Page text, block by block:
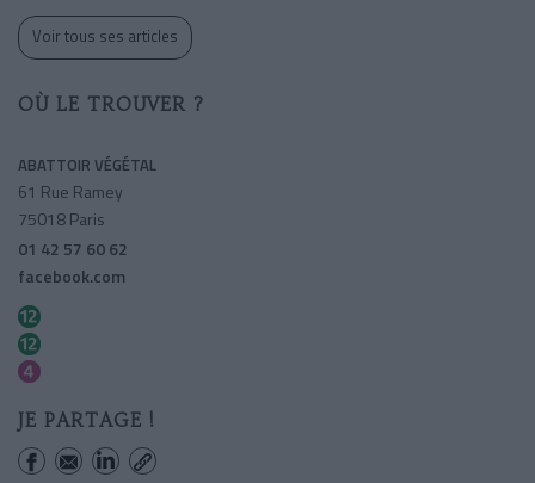
Voir tous ses articles
OÙ LE TROUVER ?
ABATTOIR VÉGÉTAL
61 Rue Ramey
75018 Paris
01 42 57 60 62
facebook.com
JE PARTAGE !